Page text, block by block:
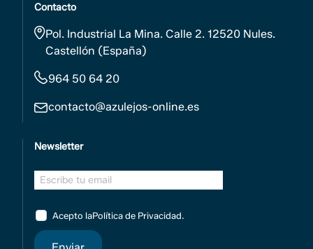
Contacto
Pol. Industrial La Mina. Calle 2. 12520 Nules.
Castellón (España)
964 50 64 20
contacto@azulejos-online.es
Newsletter
Acepto laPolítica de Privacidad.